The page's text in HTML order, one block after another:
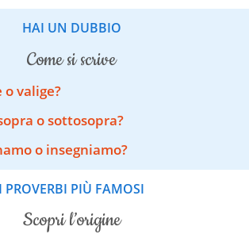
HAI UN DUBBIO
come si scrive
o valige?
o sottosopra?
o insegniamo?
I PROVERBI PIÙ FAMOSI
scopri l’origine